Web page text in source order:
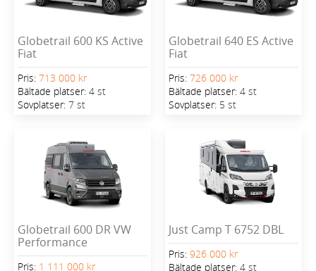
Globetrail 600 KS Active
Fiat
Pris: 713 000 kr
Bältade platser: 4 st
Sovplatser: 7 st
Globetrail 640 ES Active
Fiat
Pris: 726 000 kr
Bältade platser: 4 st
Sovplatser: 5 st
Globetrail 600 DR VW
Performance
Pris: 1 111 000 kr
Just Camp T 6752 DBL
Pris: 926 000 kr
Bältade platser: 4 st